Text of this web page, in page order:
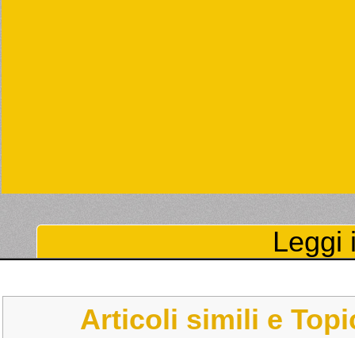
Leggi
Articoli simili e